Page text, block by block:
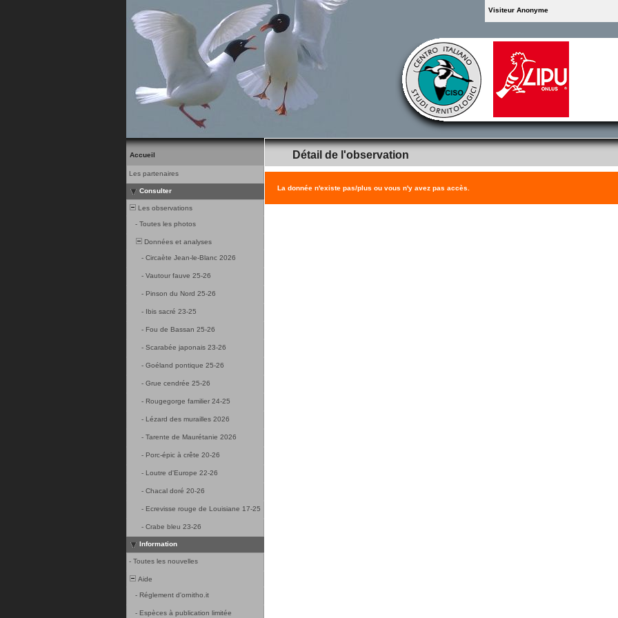
Visiteur Anonyme
Accueil
Les partenaires
Consulter
Les observations
- Toutes les photos
Données et analyses
- Circaète Jean-le-Blanc 2026
- Vautour fauve 25-26
- Pinson du Nord 25-26
- Ibis sacré 23-25
- Fou de Bassan 25-26
- Scarabée japonais 23-26
- Goéland pontique 25-26
- Grue cendrée 25-26
- Rougegorge familier 24-25
- Lézard des murailles 2026
- Tarente de Maurétanie 2026
- Porc-épic à crête 20-26
- Loutre d'Europe 22-26
- Chacal doré 20-26
- Ecrevisse rouge de Louisiane 17-25
- Crabe bleu 23-26
Information
- Toutes les nouvelles
Aide
- Réglement d'ornitho.it
- Espèces à publication limitée
Détail de l'observation
La donnée n'existe pas/plus ou vous n'y avez pas accès.